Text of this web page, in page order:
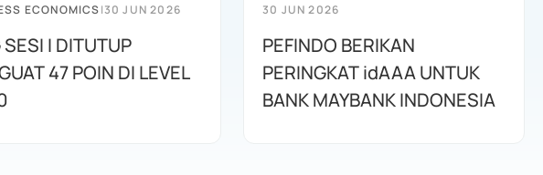
ECONOMICS|30 JUN 2026
SESI I DITUTUP
47 POIN DI LEVEL
30 JUN 2026
PEFINDO BERIKAN
PERINGKAT idAAA UNTUK
BANK MAYBANK INDONESIA